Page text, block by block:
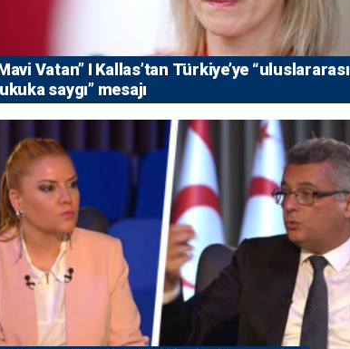
Vatan” I Kallas’tan Türkiye’ye “uluslararası
saygı” mesajı